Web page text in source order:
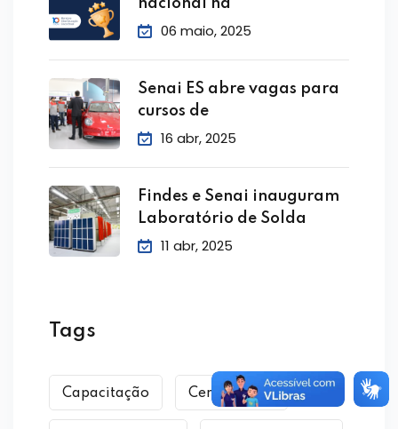
06 maio, 2025
Senai ES abre vagas para
cursos de
16 abr, 2025
Findes e Senai inauguram
Laboratório de Solda
11 abr, 2025
Tags
Capacitação CentroModa